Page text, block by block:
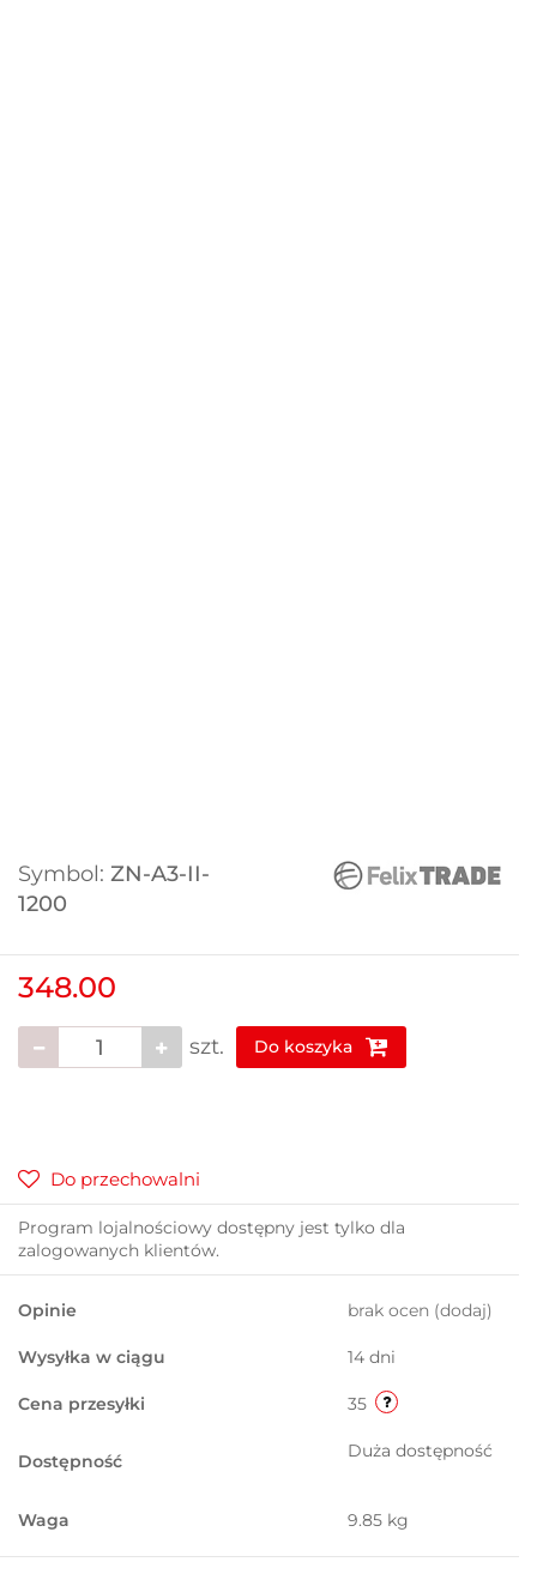
Symbol: ZN-A3-II-
1200
348.00
szt. Do koszyka
Do przechowalni
Program lojalnościowy dostępny jest tylko dla
zalogowanych klientów.
Opinie brak ocen (dodaj)
Wysyłka w ciągu 14 dni
Cena przesyłki 35
Dostępność Duża dostępność
Waga 9.85 kg